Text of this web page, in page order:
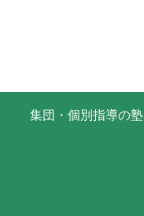
集団・個別指導の塾